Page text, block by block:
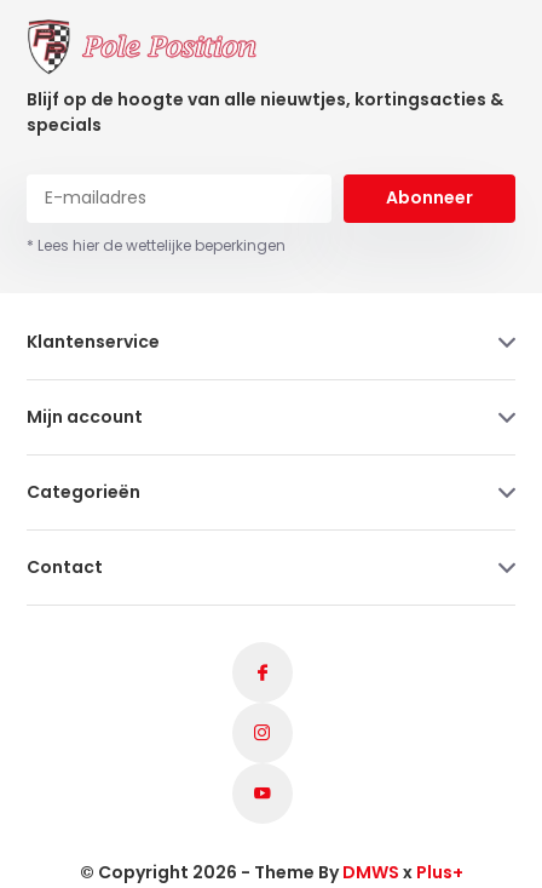
Blijf op de hoogte van alle nieuwtjes, kortingsacties &
specials
Abonneer
* Lees hier de wettelijke beperkingen
Klantenservice
Mijn account
Categorieën
Contact
© Copyright 2026 - Theme ByDMWS x Plus+